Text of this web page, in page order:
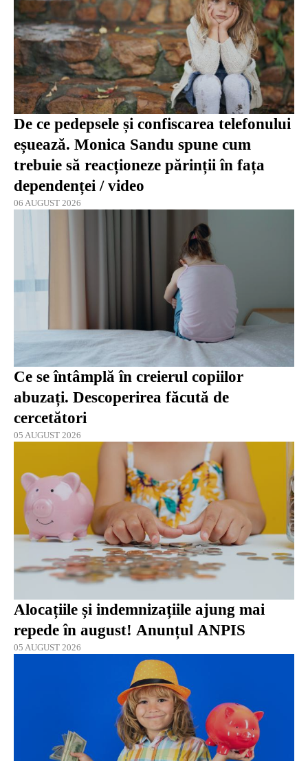
De ce pedepsele și confiscarea telefonului
eșuează. Monica Sandu spune cum
trebuie să reacționeze părinții în fața
dependenței / video
06 AUGUST 2026
Ce se întâmplă în creierul copiilor
abuzați. Descoperirea făcută de
cercetători
05 AUGUST 2026
Alocațiile și indemnizațiile ajung mai
repede în august! Anunțul ANPIS
05 AUGUST 2026